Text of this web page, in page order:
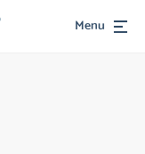
Menu